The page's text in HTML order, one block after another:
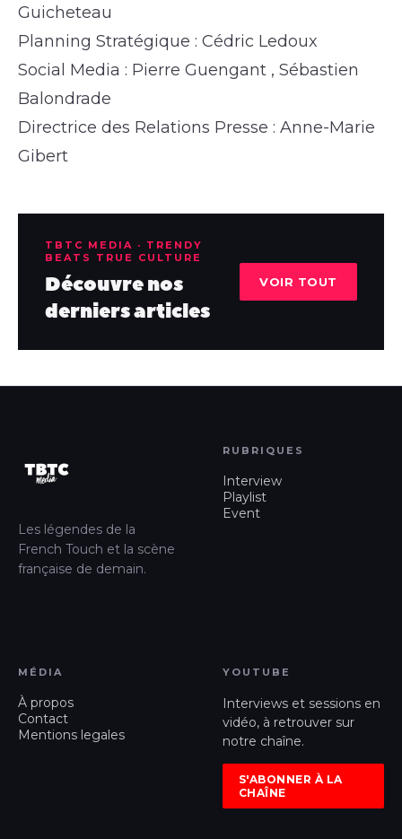
Guicheteau
Planning Stratégique : Cédric Ledoux
Social Media : Pierre Guengant , Sébastien
Balondrade
Directrice des Relations Presse : Anne-Marie
Gibert
TBTC MEDIA · TRENDY
BEATS TRUE CULTURE
Découvre nos
derniers articles
VOIR TOUT
Les légendes de la
French Touch et la scène
française de demain.
RUBRIQUES
Interview
Playlist
Event
MÉDIA
À propos
Contact
Mentions legales
YOUTUBE
Interviews et sessions en
vidéo, à retrouver sur
notre chaîne.
S'ABONNER À LA
CHAÎNE